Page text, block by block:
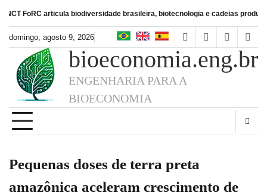
content
articula biodiversidade brasileira, biotecnologia e cadeias produtivas de
domingo, agosto 9, 2026
facebookinstagram
linkedin
bioeconomia.eng.br
ENGENHARIA PARA A
BIOECONOMIA
Pequenas doses de terra preta
amazônica aceleram crescimento de